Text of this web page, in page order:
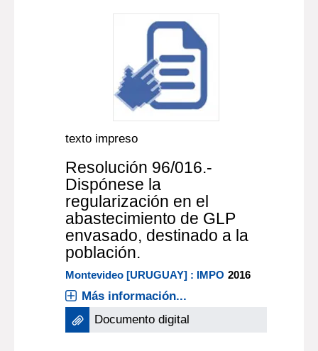
texto impreso
Resolución 96/016.-
Dispónese la
regularización en el
abastecimiento de GLP
envasado, destinado a la
población.
Montevideo [URUGUAY] : IMPO 2016
Más información...
Documento digital